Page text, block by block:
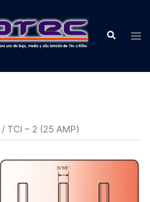
/ TCI – 2 (25 AMP)